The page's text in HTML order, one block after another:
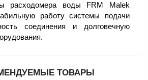
расходомера воды FRM Malek
работу системы подачи
соединения и долговечную
ТОВАРЫ